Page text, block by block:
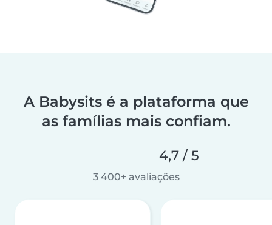
A Babysits é a plataforma que
as famílias mais confiam.
4,7 / 5
3 400+ avaliações